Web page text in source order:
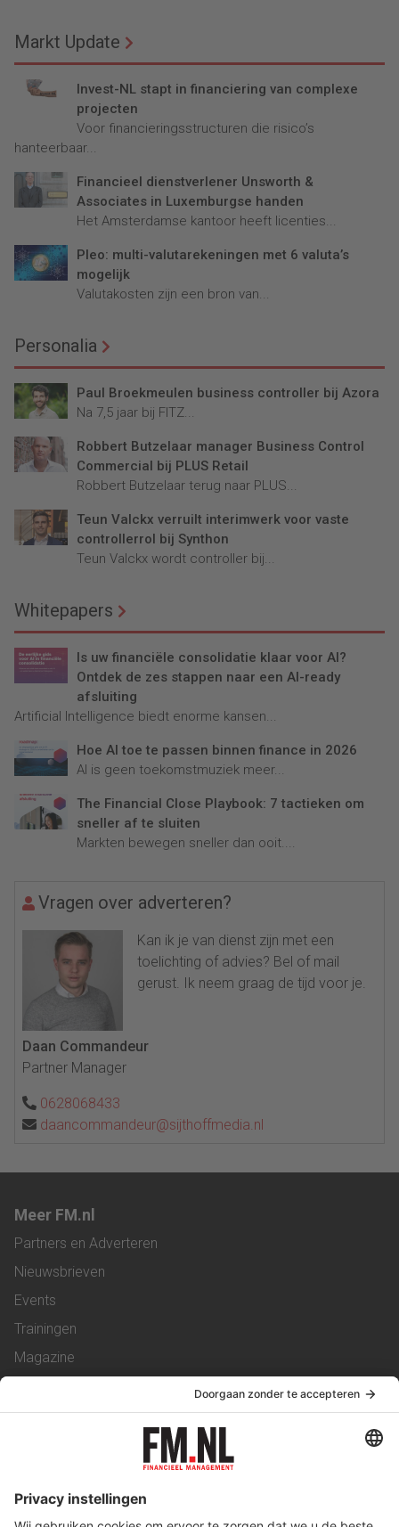
Markt Update
Invest-NL stapt in financiering van complexe
projecten
Voor financieringsstructuren die risico’s
hanteerbaar...
Financieel dienstverlener Unsworth &
Associates in Luxemburgse handen
Het Amsterdamse kantoor heeft licenties...
Pleo: multi-valutarekeningen met 6 valuta’s
mogelijk
Valutakosten zijn een bron van...
Personalia
Paul Broekmeulen business controller bij Azora
Na 7,5 jaar bij FITZ...
Robbert Butzelaar manager Business Control
Commercial bij PLUS Retail
Robbert Butzelaar terug naar PLUS...
Teun Valckx verruilt interimwerk voor vaste
controllerrol bij Synthon
Teun Valckx wordt controller bij...
Whitepapers
Is uw financiële consolidatie klaar voor AI?
Ontdek de zes stappen naar een AI-ready
afsluiting
Artificial Intelligence biedt enorme kansen...
Hoe AI toe te passen binnen finance in 2026
AI is geen toekomstmuziek meer...
The Financial Close Playbook: 7 tactieken om
sneller af te sluiten
Markten bewegen sneller dan ooit....
Vragen over adverteren?
Kan ik je van dienst zijn met een
toelichting of advies? Bel of mail
gerust. Ik neem graag de tijd voor je.
Daan Commandeur
Partner Manager
0628068433
daancommandeur@sijthoffmedia.nl
Meer FM.nl
Partners en Adverteren
Nieuwsbrieven
Events
Trainingen
Magazine
Service & Contact
Werken bij ons